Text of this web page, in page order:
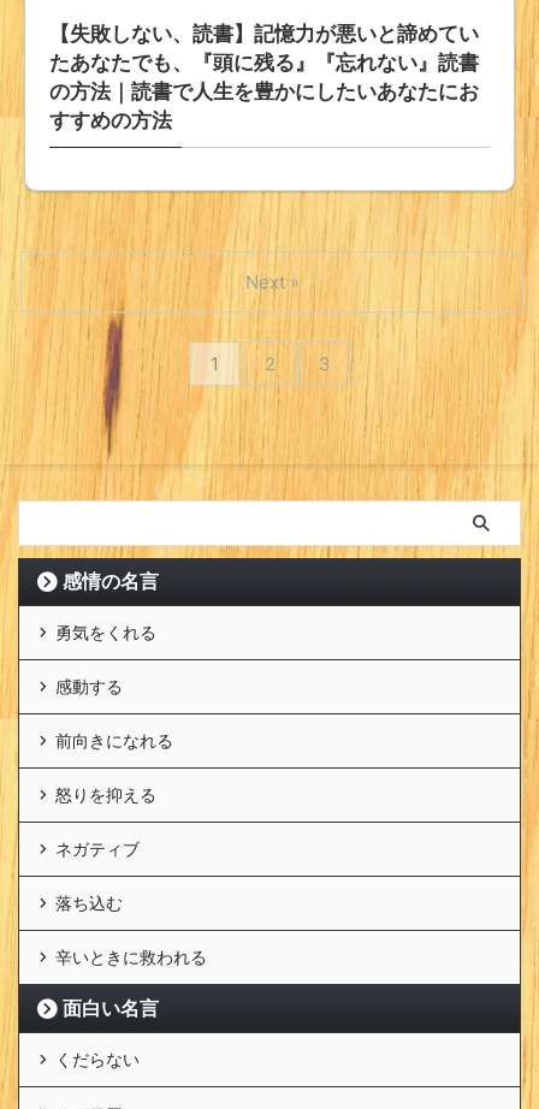
【失敗しない、読書】記憶力が悪いと諦めてい
たあなたでも、『頭に残る』『忘れない』読書
の方法｜読書で人生を豊かにしたいあなたにお
すすめの方法
1 2 3
Next »
感情の名言
勇気をくれる
感動する
前向きになれる
怒りを抑える
ネガティブ
落ち込む
辛いときに救われる
面白い名言
くだらない